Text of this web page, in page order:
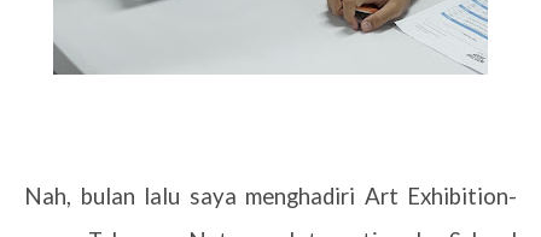
Nah, bulan lalu saya menghadiri Art Exhibition-